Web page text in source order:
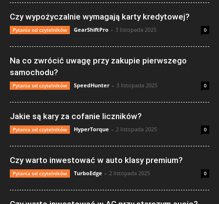
Czy wypożyczalnie wymagają karty kredytowej?
Pytania od czytelników GearShiftPro - 3 listopada 2025 0
Na co zwrócić uwagę przy zakupie pierwszego
samochodu?
Pytania od czytelników SpeedHunter - 3 listopada 2025 0
Jakie są kary za cofanie liczników?
Pytania od czytelników HyperTorque - 2 listopada 2025 0
Czy warto inwestować w auto klasy premium?
Pytania od czytelników TurboEdge - 2 listopada 2025 0